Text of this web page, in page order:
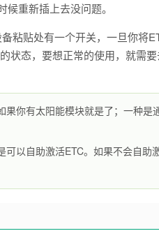
重新插上去没问题。
粘贴处有一个开关，一旦你将
态，要想正常的使用，就需要
你有太阳能模块就是了；一种
以自助激活ETC。如果不会自助